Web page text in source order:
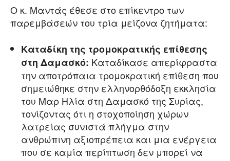
Ο κ. Μαντάς έθεσε στο επίκεντρο των
παρεμβάσεών του τρία μείζονα ζητήματα:
Καταδίκη της τρομοκρατικής επίθεσης
στη Δαμασκό: Καταδίκασε απερίφραστα
την αποτρόπαια τρομοκρατική επίθεση που
σημειώθηκε στην ελληνορθόδοξη εκκλησία
του Μαρ Ηλία στη Δαμασκό της Συρίας,
τονίζοντας ότι η στοχοποίηση χώρων
λατρείας συνιστά πλήγμα στην
ανθρώπινη αξιοπρέπεια και μια ενέργεια
που σε καμία περίπτωση δεν μπορεί να